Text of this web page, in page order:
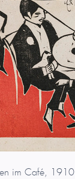
im Café, 1910